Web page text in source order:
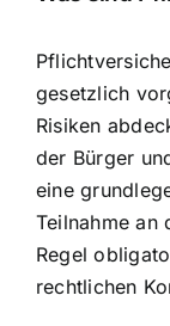
gesetzlich
Risiken
der Bürger
eine
Teilnahme an
Regel
rechtlichen